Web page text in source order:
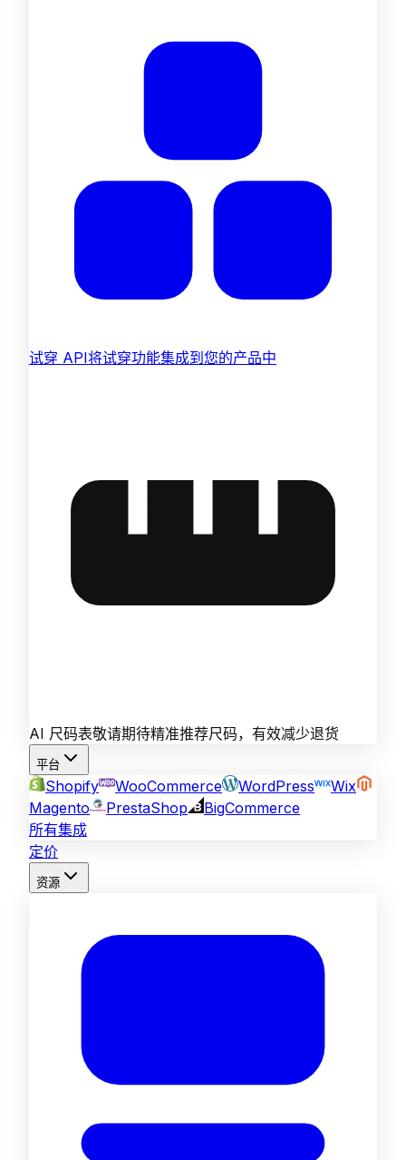
试穿 API将试穿功能集成到您的产品中
AI 尺码表敬请期待精准推荐尺码，有效减少退货
平台
Shopify WooCommerce WordPress
Wix
Magento
PrestaShop
BigCommerce
所有集成
定价
资源